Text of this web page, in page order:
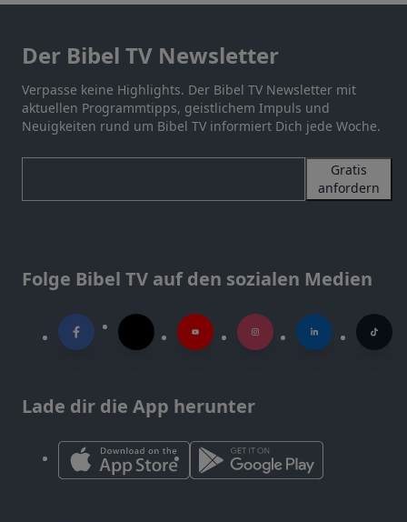
Der Bibel TV Newsletter
Verpasse keine Highlights. Der Bibel TV Newsletter mit
aktuellen Programmtipps, geistlichem Impuls und
Neuigkeiten rund um Bibel TV informiert Dich jede Woche.
Gratis
anfordern
Folge Bibel TV auf den sozialen Medien
Lade dir die App herunter